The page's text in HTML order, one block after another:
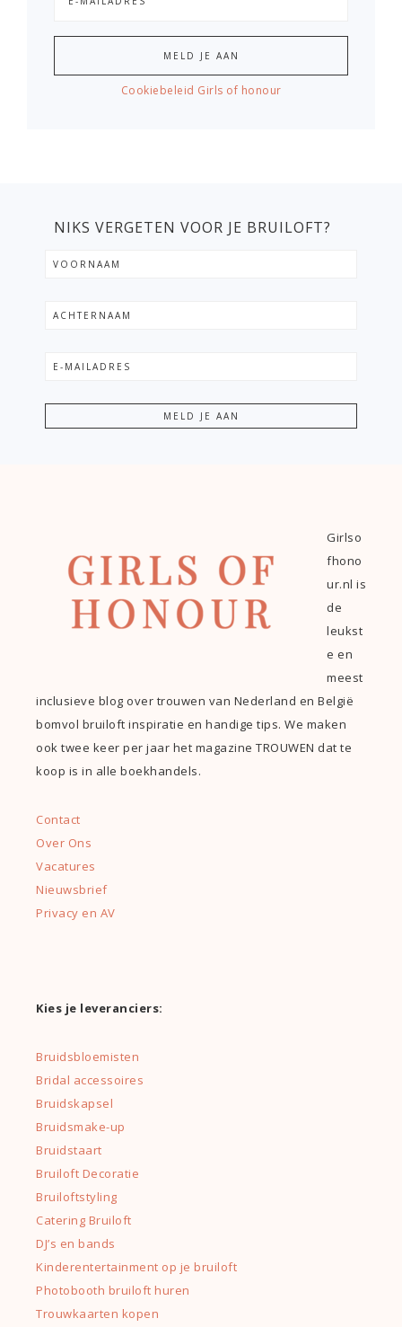
Cookiebeleid Girls of honour
NIKS VERGETEN VOOR JE BRUILOFT?
Girlso
fhono
ur.nl is
de
leukst
e en
meest
inclusieve blog over trouwen van Nederland en België
bomvol bruiloft inspiratie en handige tips. We maken
ook twee keer per jaar het magazine TROUWEN dat te
koop is in alle boekhandels.
Contact
Over Ons
Vacatures
Nieuwsbrief
Privacy en AV
Kies je leveranciers:
Bruidsbloemisten
Bridal accessoires
Bruidskapsel
Bruidsmake-up
Bruidstaart
Bruiloft Decoratie
Bruiloftstyling
Catering Bruiloft
DJ’s en bands
Kinderentertainment op je bruiloft
Photobooth bruiloft huren
Trouwkaarten kopen